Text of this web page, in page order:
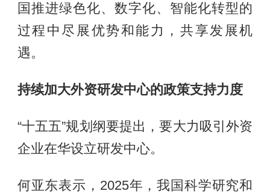
国推进绿色化、数字化、智能化转型的
过程中尽展优势和能力，共享发展机
遇。
持续加大外资研发中心的政策支持力度
“十五五”规划纲要提出，要大力吸引外资
企业在华设立研发中心。
何亚东表示，2025年，我国科学研究和